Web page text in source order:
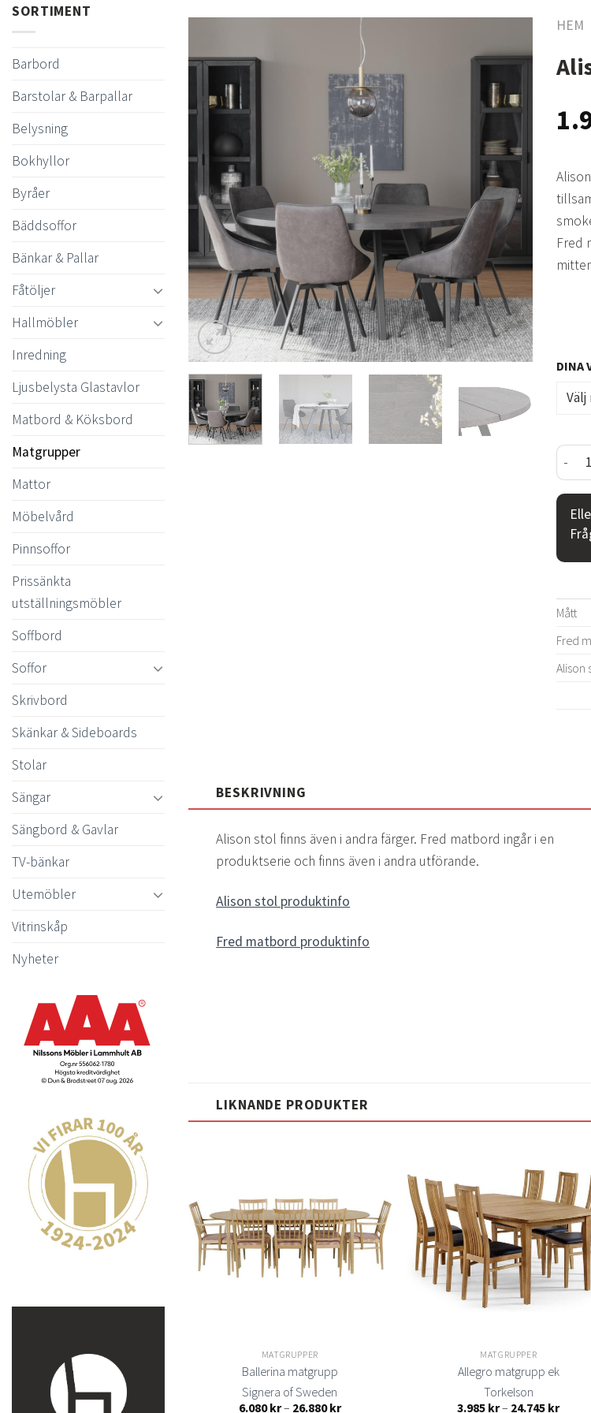
SORTIMENT
Barbord
Barstolar & Barpallar
Belysning
Bokhyllor
Byråer
Bäddsoffor
Bänkar & Pallar
Fåtöljer
Hallmöbler
Inredning
Ljusbelysta Glastavlor
Matbord & Köksbord
Matgrupper
Mattor
Möbelvård
Pinnsoffor
Prissänkta
utställningsmöbler
Soffbord
Soffor
Skrivbord
Skänkar & Sideboards
Stolar
Sängar
Sängbord & Gavlar
TV-bänkar
Utemöbler
Vitrinskåp
Nyheter
Lägg
till i
önskelistan
HEM
Fred
DINA
Mått
Fred
Alison
BESKRIVNING
Alison stol finns även i andra färger. Fred matbord ingår i en
produktserie och finns även i andra utförande.
Alison stol produktinfo
Fred matbord produktinfo
LIKNANDE PRODUKTER
till i
önskelistan
MATGRUPPER
Ballerina matgrupp
Signera of Sweden
6.080kr– 26.880krPrisintervall:
till i
MATGRUPPER
Allegro matgrupp ek
Torkelson
3.985 kr– 24.745 kr
Lägg
till i
önskelistan
MATGRUPPER
Y5 stol Colibri matbord
Hans K
kr krPrisintervall: